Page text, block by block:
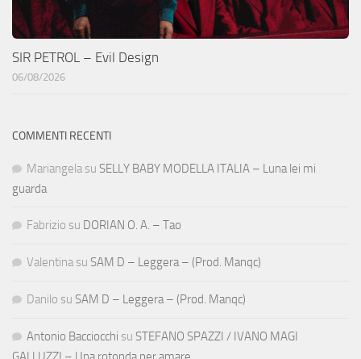
SIR PETROL – Evil Design
06/08/2026
COMMENTI RECENTI
Mariangela su SELLY BABY MODELLA ITALIA – Luna lei mi
guarda
Fabrizio su DORIAN O. A. – Tao
Valentina su SAM D – Leggera – (Prod. Manqc)
Danilo su SAM D – Leggera – (Prod. Manqc)
Antonio Bacciocchi su STEFANO SPAZZI / IVANO MAGI